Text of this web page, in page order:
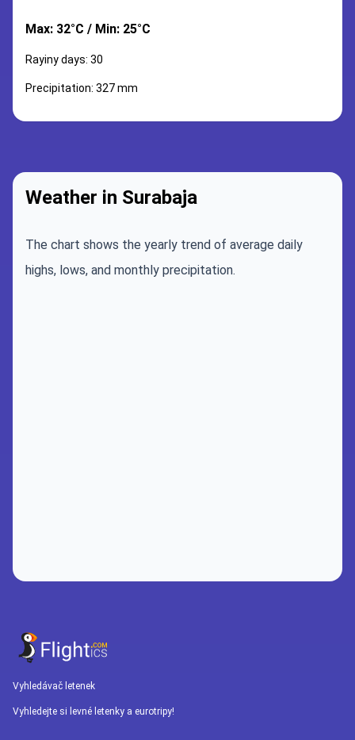
Max: 32°C / Min: 25°C
Rayiny days: 30
Precipitation: 327 mm
Weather in Surabaja
The chart shows the yearly trend of average daily
highs, lows, and monthly precipitation.
Vyhledávač letenek
Vyhledejte si levné letenky a eurotripy!